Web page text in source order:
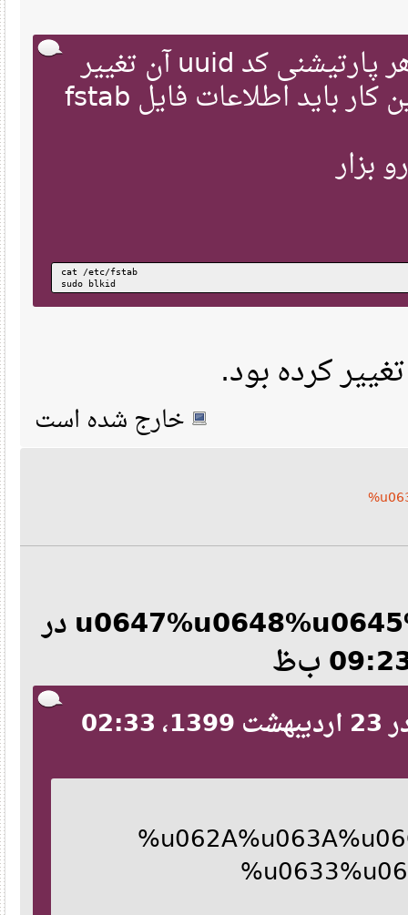
با تغییر سایز یا فرمت هر پارتیشنی کد uuid آن تغییر
میکنه، بنابراین بعد از این کار باید اطلاعات فایل fstab
cat /etc/fstab
sudo blkid
خارج شده است
%u0647%u0648%u0645%u0627%u0646 در
نقل‌قول از: sun-pda در 23 اردیبهشت 1399، 02:33